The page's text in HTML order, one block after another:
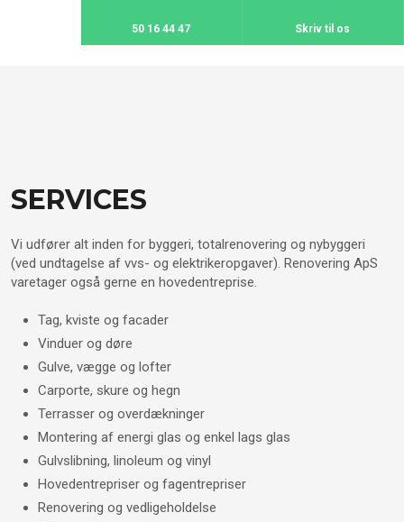
50 16 44 47 Skriv til os
SERVICES
Vi udfører alt inden for byggeri, totalrenovering og nybyggeri
(ved undtagelse af vvs- og elektrikeropgaver). Renovering ApS
varetager også gerne en hovedentreprise.
Tag, kviste og facader
Vinduer og døre
Gulve, vægge og lofter
Carporte, skure og hegn
Terrasser og overdækninger
Montering af energi glas og enkel lags glas​
Gulvslibning, linoleum og vinyl
Hovedentrepriser og fagentrepriser
Renovering og vedligeholdelse